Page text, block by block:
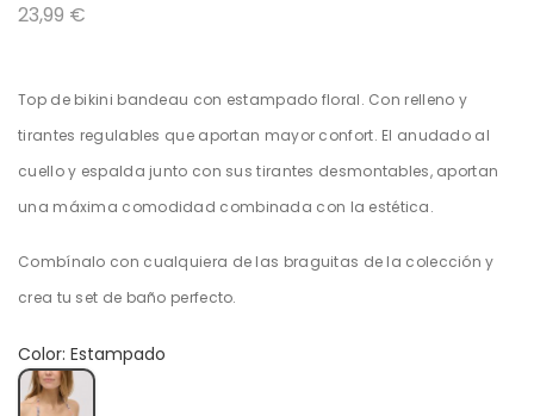
23,99 €
Top de bikini bandeau con estampado floral. Con relleno y
tirantes regulables que aportan mayor confort. El anudado al
cuello y espalda junto con sus tirantes desmontables, aportan
una máxima comodidad combinada con la estética.
Combínalo con cualquiera de las braguitas de la colección y
crea tu set de baño perfecto.
Color: Estampado
Estampado